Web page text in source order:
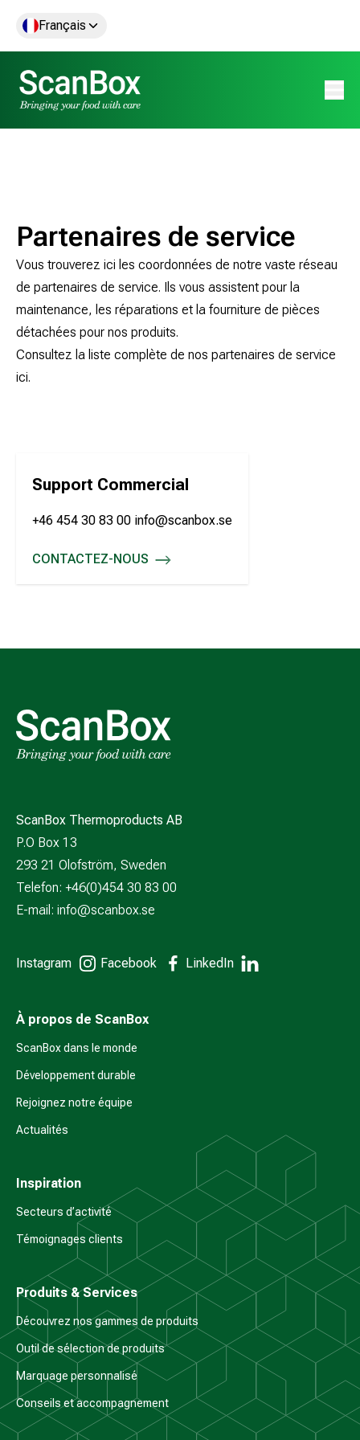
Français
Partenaires de service
Vous trouverez ici les coordonnées de notre vaste réseau
de partenaires de service. Ils vous assistent pour la
maintenance, les réparations et la fourniture de pièces
détachées pour nos produits.
Consultez la liste complète de nos partenaires de service
ici.
Support Commercial
+46 454 30 83 00 info@scanbox.se
CONTACTEZ-NOUS
SUPPORT COMMERCIAL
ScanBox Thermoproducts AB
P.O Box 13
293 21 Olofström, Sweden
Telefon: +46(0)454 30 83 00
E-mail: info@scanbox.se
Instagram Facebook LinkedIn
À propos de ScanBox
ScanBox dans le monde
Développement durable
Rejoignez notre équipe
Actualités
Inspiration
Secteurs d’activité
Témoignages clients
Produits & Services
Découvrez nos gammes de produits
Outil de sélection de produits
Marquage personnalisé
Conseils et accompagnement